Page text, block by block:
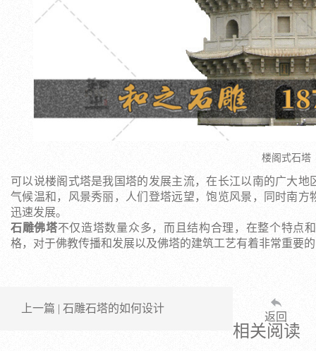
楼阁式石塔
可以说楼阁式塔是我国塔的发展主流，在长江以南的广大
气候温和，风景秀丽，人们登塔远望，饱览风景，同时南
迅速发展。
石雕佛塔不仅造塔数量众多，而且结构合理，在整个特点
格，对于佛教传播和发展以及佛塔的建筑工艺有着非常重要
上一篇 | 石雕石塔的如何设计
返回
相关阅读